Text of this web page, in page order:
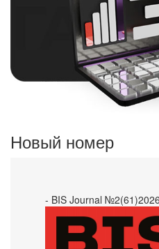
Новый номер
- BIS Journal